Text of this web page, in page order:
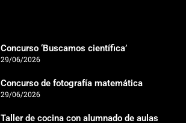
Concurso ‘Buscamos científica’
29/06/2026
Concurso de fotografía matemática
29/06/2026
Taller de cocina con alumnado de aulas